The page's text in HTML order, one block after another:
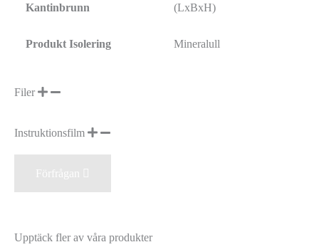
Kantinbrunn
(LxBxH)
Produkt Isolering Mineralull
Filer
Instruktionsfilm
Förfrågan
Upptäck fler av våra produkter